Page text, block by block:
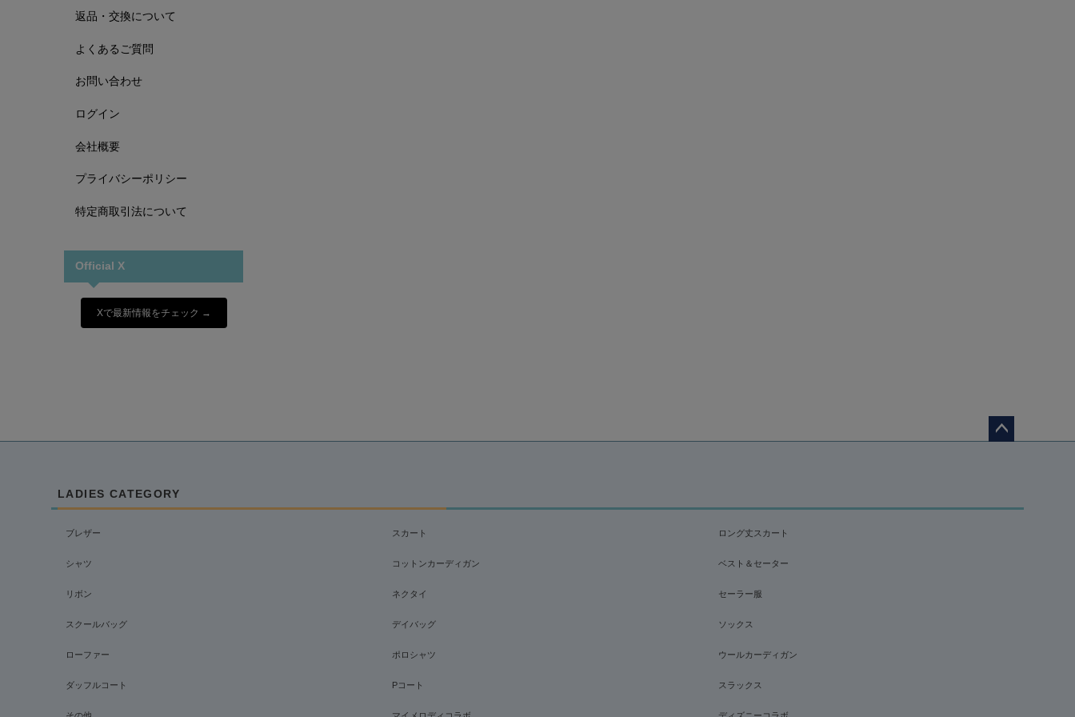
返品・交換について
よくあるご質問
お問い合わせ
ログイン
会社概要
プライバシーポリシー
特定商取引法について
Official X
Xで最新情報をチェック →
LADIES CATEGORY
ブレザー スカート ロング丈スカート
シャツ コットンカーディガン ベスト＆セーター
リボン ネクタイ セーラー服
スクールバッグ デイバッグ ソックス
ローファー ポロシャツ ウールカーディガン
ダッフルコート Pコート スラックス